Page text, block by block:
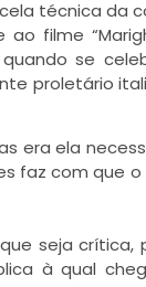
técnica da
filme
se
proletário
era ela
faz com que
seja
à qual